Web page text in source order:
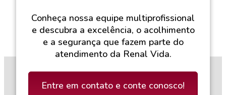
Conheça nossa equipe multiprofissional
e descubra a excelência, o acolhimento
e a segurança que fazem parte do
atendimento da Renal Vida.
Entre em contato e conte conosco!